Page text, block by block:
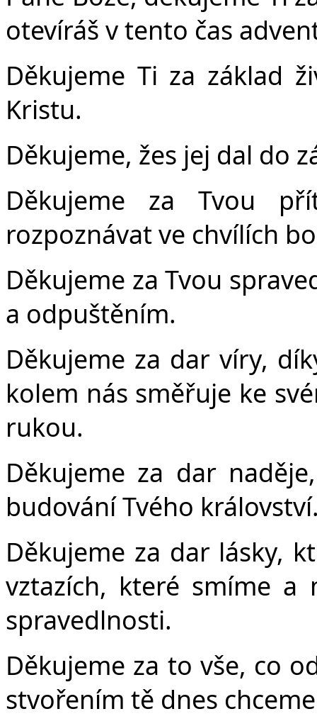
otevíráš v tento čas
Děkujeme Ti za základ
Kristu.
Děkujeme, žes jej dal do
Děkujeme za Tvou
rozpoznávat ve chvílích
Děkujeme za Tvou
a odpuštěním.
Děkujeme za dar víry,
kolem nás směřuje ke
rukou.
Děkujeme za dar
budování Tvého
Děkujeme za dar lásky,
vztazích, které smíme a
spravedlnosti.
Děkujeme za to vše, co
stvořením tě dnes